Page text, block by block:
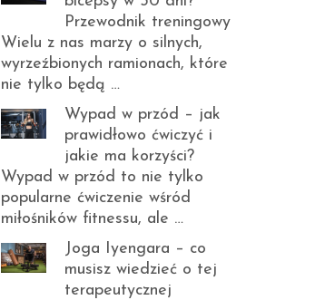
Przewodnik treningowy
Wielu z nas marzy o silnych,
wyrzeźbionych ramionach, które
nie tylko będą …
Wypad w przód – jak
prawidłowo ćwiczyć i
jakie ma korzyści?
Wypad w przód to nie tylko
popularne ćwiczenie wśród
miłośników fitnessu, ale …
Joga Iyengara – co
musisz wiedzieć o tej
terapeutycznej